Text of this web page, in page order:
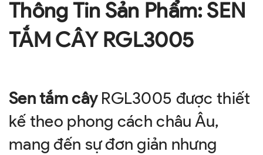
Thông Tin Sản Phẩm: SEN
TẮM CÂY RGL3005
Sen tắm câyRGL3005 được thiết
kế theo phong cách châu Âu,
mang đến sự đơn giản nhưng